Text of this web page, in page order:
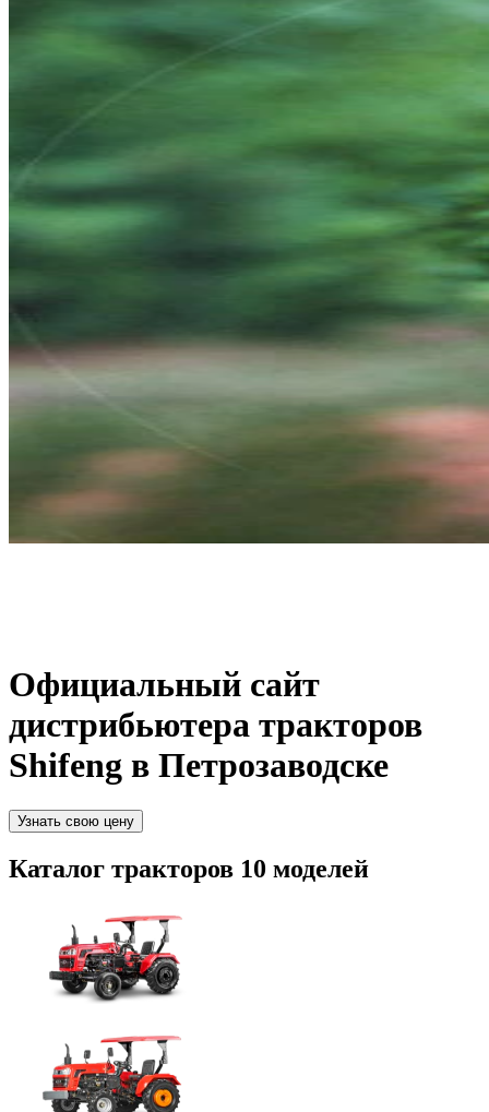
Официальный сайт
дистрибьютера тракторов
Shifeng в Петрозаводске
Узнать свою цену
Каталог тракторов 10 моделей